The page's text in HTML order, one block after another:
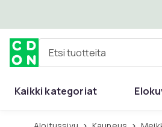
Etsi tuotteita
Kaikki kategoriat